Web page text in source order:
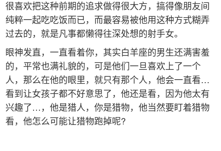
很喜欢把这种前期的追求做得很大方，搞得像朋友间
纯粹一起吃吃饭而已，而最容易被他用这种方式糊弄
过去的，就是凡事都懒得往深处想的射手女。
眼神发直，一直看着你，其实白羊座的男生还满害羞
的，平常也满礼貌的，可是他们一旦喜欢上了一个
人，那么在他的眼里，就只有那个人，他会一直看…
看到让女孩子都不好意思了，他还是看，因为他太有
兴趣了…，他是猎人，你是猎物，他当然要盯着猎物
看，他怎么可能让猎物跑掉呢?